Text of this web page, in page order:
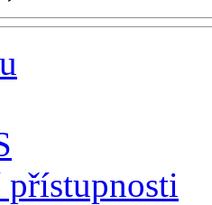
přístupnosti